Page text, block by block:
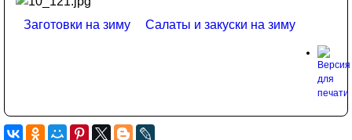
Заготовки на зиму Салаты и закуски на зиму